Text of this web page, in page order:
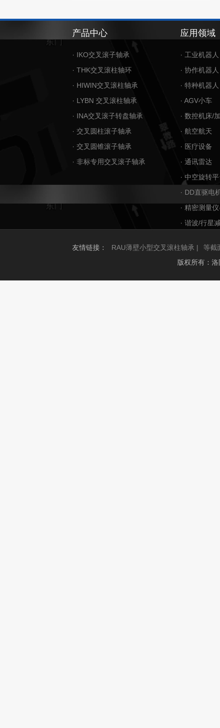
产品中心
· IKO交叉滚子轴承
· THK交叉滚柱轴环
· HIWIN交叉滚柱轴承
· LYBN 交叉滚柱轴承
· INA交叉滚子转盘轴承
· 交叉圆柱滚子轴承
· 交叉圆锥滚子轴承
· 非标专用交叉滚子轴承
应用领域
· 工业机器人
· 协作机器人
· 特种机器人
· AGV小车
· 数控机床/
· 航空航天
· 医疗设备
· 通讯雷达
· 中空旋转
· DD直驱电
· 精密测量
· 谐波/行星
友情链接： RAU薄壁小型交叉滚柱轴承 |
等截
版权所有：